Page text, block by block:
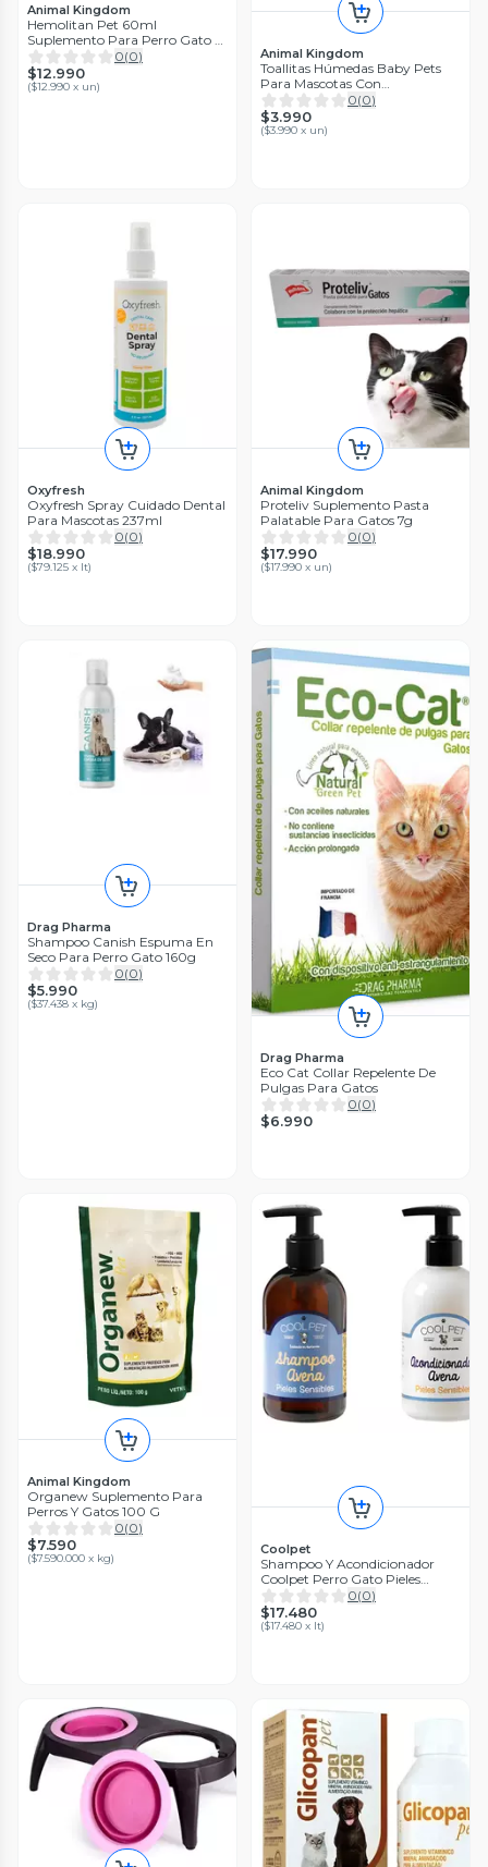
Animal Kingdom
Hemolitan Pet 60ml
Suplemento Para Perro Gato Y
Aves
0(0)
$12.990
($12.990 x un)
Animal Kingdom
Toallitas Húmedas Baby Pets
Para Mascotas Con
Clorhexidina
0(0)
$3.990
($3.990 x un)
Oxyfresh
Oxyfresh Spray Cuidado Dental
Para Mascotas 237ml
0(0)
$18.990
($79.125 x lt)
Animal Kingdom
Proteliv Suplemento Pasta
Palatable Para Gatos 7g
0(0)
$17.990
($17.990 x un)
Drag Pharma
Shampoo Canish Espuma En
Seco Para Perro Gato 160g
0(0)
$5.990
($37.438 x kg)
Drag Pharma
Eco Cat Collar Repelente De
Pulgas Para Gatos
0(0)
$6.990
Animal Kingdom
Organew Suplemento Para
Perros Y Gatos 100 G
0(0)
$7.590
($7.590.000 x kg)
Coolpet
Shampoo Y Acondicionador
Coolpet Perro Gato Pieles
Sensibles Pomelo / Lima
Verbena
0(0)
$17.480
($17.480 x lt)